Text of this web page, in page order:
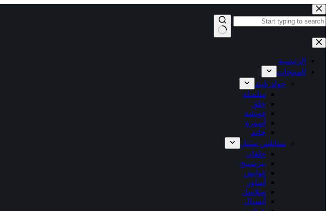
التجاوز
إلى
المحتوى
نتائج
الرئيسية
المنتجات
جولد بليتد
سلسلة
حلق
غويشة
أسورة
خاتم
ستانلس ستيل
حلقان
بيرسينج
غوايش
أساور
سلاسل
أنسيال